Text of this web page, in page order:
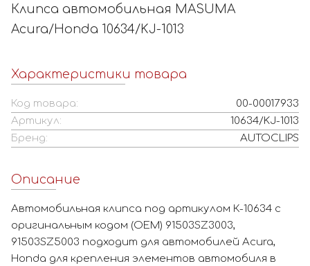
Клипса автомобильная MASUMA
Acura/Honda 10634/KJ-1013
Характеристики товара
Код товара:
00-00017933
Артикул:
10634/KJ-1013
Бренд:
AUTOCLIPS
Описание
Автомобильная клипса под артикулом К-10634 с
оригинальным кодом (OEM) 91503SZ3003,
91503SZ5003 подходит для автомобилей Acura,
Honda для крепления элементов автомобиля в